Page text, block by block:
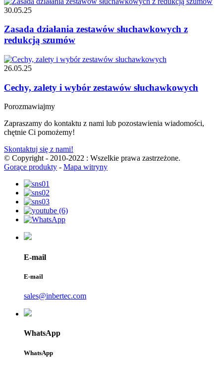
30.05.25
Zasada działania zestawów słuchawkowych z
redukcją szumów
26.05.25
Cechy, zalety i wybór zestawów słuchawkowych
Porozmawiajmy
Zapraszamy do kontaktu z nami lub pozostawienia wiadomości,
chętnie Ci pomożemy!
Skontaktuj się z nami!
© Copyright - 2010-2022 : Wszelkie prawa zastrzeżone.
Gorące produkty - Mapa witryny
E-mail
E-mail
sales@inbertec.com
WhatsApp
WhatsApp